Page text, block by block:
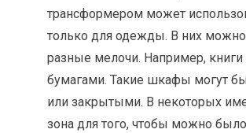
трансформером может
только для одежды. В них можно
разные мелочи. Например, книги
бумагами. Такие шкафы могут
или закрытыми. В некоторых
зона для того, чтобы можно было